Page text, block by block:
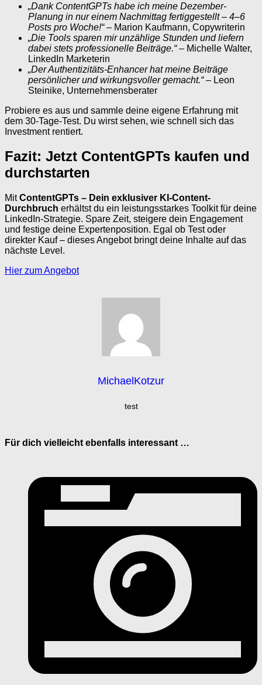
„Dank ContentGPTs habe ich meine Dezember-
Planung in nur einem Nachmittag fertiggestellt – 4–6
Posts pro Woche!“– Marion Kaufmann, Copywriterin
„Die Tools sparen mir unzählige Stunden und liefern
dabei stets professionelle Beiträge.“– Michelle Walter,
LinkedIn Marketerin
„Der Authentizitäts-Enhancer hat meine Beiträge
persönlicher und wirkungsvoller gemacht.“– Leon
Steinike, Unternehmensberater
Probiere es aus und sammle deine eigene Erfahrung mit
dem 30-Tage-Test. Du wirst sehen, wie schnell sich das
Investment rentiert.
Fazit: Jetzt ContentGPTs kaufen und
durchstarten
MitContentGPTs – Dein exklusiver KI-Content-
Durchbruch erhältst du ein leistungsstarkes Toolkit für deine
LinkedIn-Strategie. Spare Zeit, steigere dein Engagement
und festige deine Expertenposition. Egal ob Test oder
direkter Kauf – dieses Angebot bringt deine Inhalte auf das
nächste Level.
Hier zum Angebot
MichaelKotzur
test
Für dich vielleicht ebenfalls interessant …